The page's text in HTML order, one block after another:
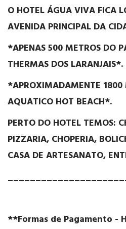
O HOTEL ÁGUA VIVA FICA
AVENIDA PRINCIPAL DA
*APENAS 500 METROS DO
THERMAS DOS LARANJAIS*.
*APROXIMADAMENTE 1800
AQUATICO HOT BEACH*.
PERTO DO HOTEL TEMOS:
PIZZARIA, CHOPERIA,
CASA DE ARTESANATO,
**Formas de Pagamento -